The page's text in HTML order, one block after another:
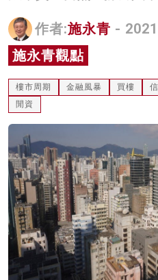
影片
名家榜
灼見活動
關於我們
作者:施永青 -
施永青觀點
樓市周期 金融風暴 買樓
閒資